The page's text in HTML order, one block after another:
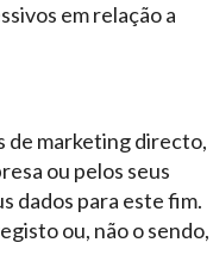
em relação a
de marketing directo,
ou pelos seus
dados para este fim.
ou, não o sendo,